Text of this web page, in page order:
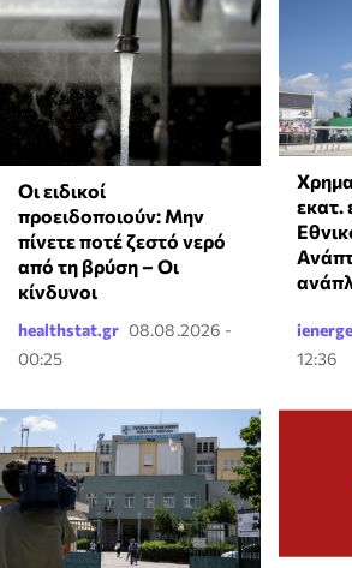
Οι ειδικοί
προειδοποιούν: Μην
πίνετε ποτέ ζεστό νερό
από τη βρύση – Οι
κίνδυνοι
healthstat.gr 08.08.2026 -
00:25
εκατ.
12:36